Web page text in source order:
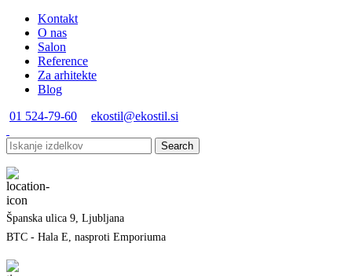
Kontakt
O nas
Salon
Reference
Za arhitekte
Blog
01 524-79-60
ekostil@ekostil.si
Search
Španska ulica 9, Ljubljana
BTC - Hala E, nasproti Emporiuma